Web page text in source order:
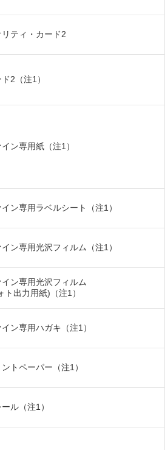
ティ・カード2
2（注1）
ン専用紙（注1）
ン専用ラベルシート（注1）
ン専用光沢フィルム（注1）
ン専用光沢フィルム
ト出力用紙)（注1）
ン専用ハガキ（注1）
トペーパー（注1）
ル（注1）